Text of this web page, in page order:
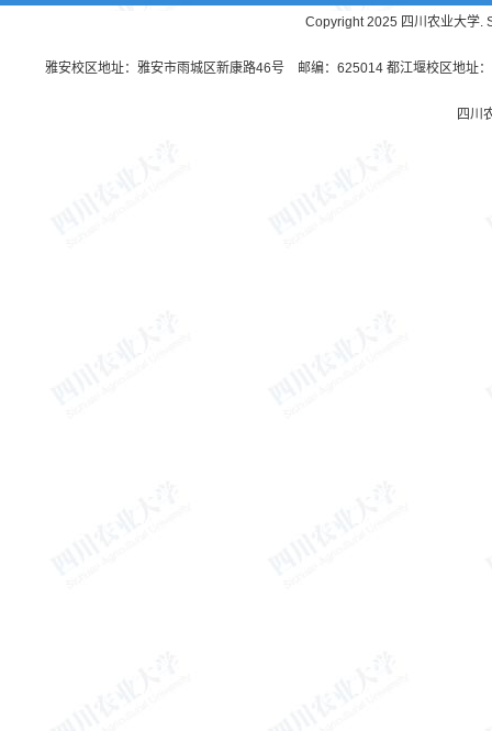
Copyright 2025 四川农业大学.
雅安校区地址：雅安市雨城区新康路46号 邮编：625014 都江堰校区地址
四川